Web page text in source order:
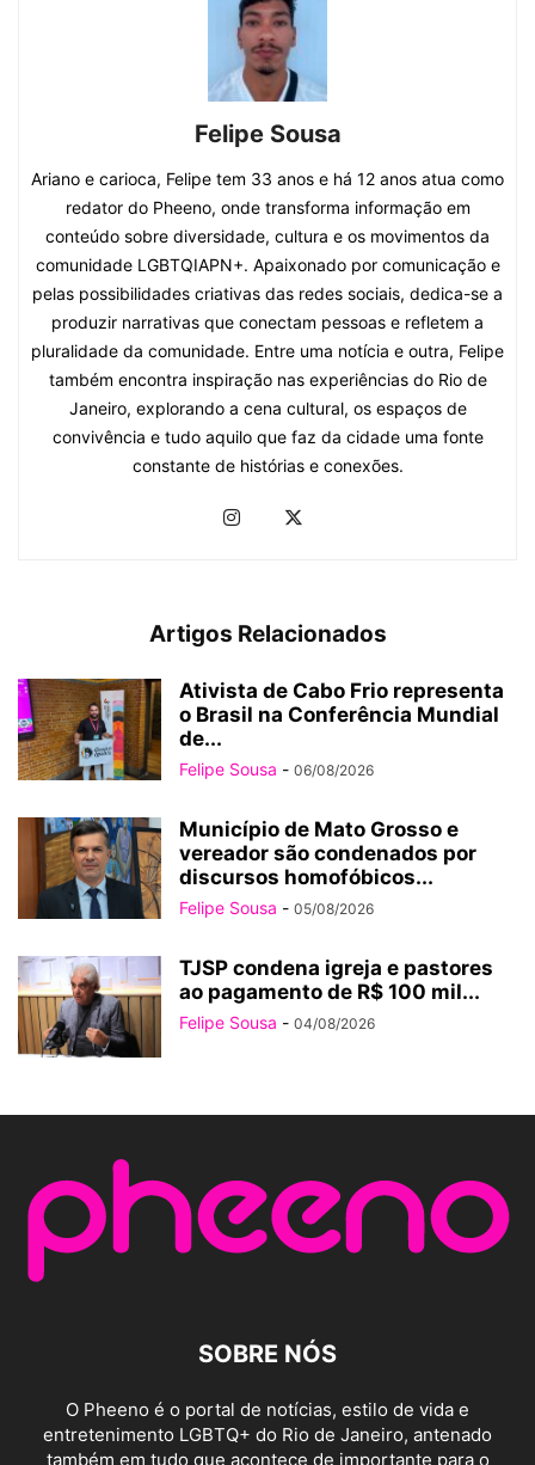
Felipe Sousa
Ariano e carioca, Felipe tem 33 anos e há 12 anos atua como
redator do Pheeno, onde transforma informação em
conteúdo sobre diversidade, cultura e os movimentos da
comunidade LGBTQIAPN+. Apaixonado por comunicação e
pelas possibilidades criativas das redes sociais, dedica-se a
produzir narrativas que conectam pessoas e refletem a
pluralidade da comunidade. Entre uma notícia e outra, Felipe
também encontra inspiração nas experiências do Rio de
Janeiro, explorando a cena cultural, os espaços de
convivência e tudo aquilo que faz da cidade uma fonte
constante de histórias e conexões.
Artigos Relacionados
Ativista de Cabo Frio representa
o Brasil na Conferência Mundial
de...
Felipe Sousa - 06/08/2026
Município de Mato Grosso e
vereador são condenados por
discursos homofóbicos...
Felipe Sousa - 05/08/2026
TJSP condena igreja e pastores
ao pagamento de R$ 100 mil...
Felipe Sousa - 04/08/2026
SOBRE NÓS
O Pheeno é o portal de notícias, estilo de vida e
entretenimento LGBTQ+ do Rio de Janeiro, antenado
também em tudo que acontece de importante para o